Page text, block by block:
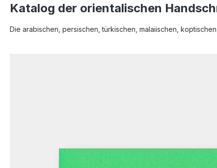
Katalog der orientalischen
Die arabischen, persischen, türkischen, malaiischen,